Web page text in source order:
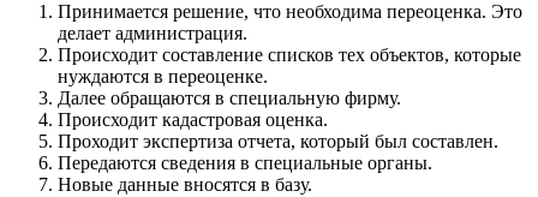
Принимается решение, что необходима переоценка. Это
делает администрация.
Происходит составление списков тех объектов, которые
нуждаются в переоценке.
Далее обращаются в специальную фирму.
Происходит кадастровая оценка.
Проходит экспертиза отчета, который был составлен.
Передаются сведения в специальные органы.
Новые данные вносятся в базу.